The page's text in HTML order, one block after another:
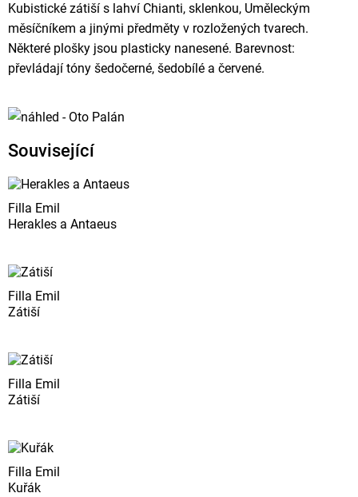
Kubistické zátiší s lahví Chianti, sklenkou, Uměleckým
měsíčníkem a jinými předměty v rozložených tvarech.
Některé plošky jsou plasticky nanesené. Barevnost:
převládají tóny šedočerné, šedobílé a červené.
Související
Filla Emil
Herakles a Antaeus
Filla Emil
Zátiší
Filla Emil
Zátiší
Filla Emil
Kuřák